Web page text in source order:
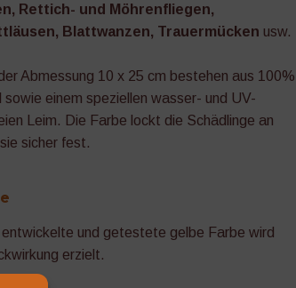
Rettich- und Möhrenfliegen,
Blattwanzen, Trauermücken usw.
Abmessung 10 x 25 cm bestehen aus 100%
einem speziellen wasser- und UV-
Leim. Die Farbe lockt die Schädlinge an
sicher fest.
entwickelte und getestete gelbe Farbe wird
erzielt.